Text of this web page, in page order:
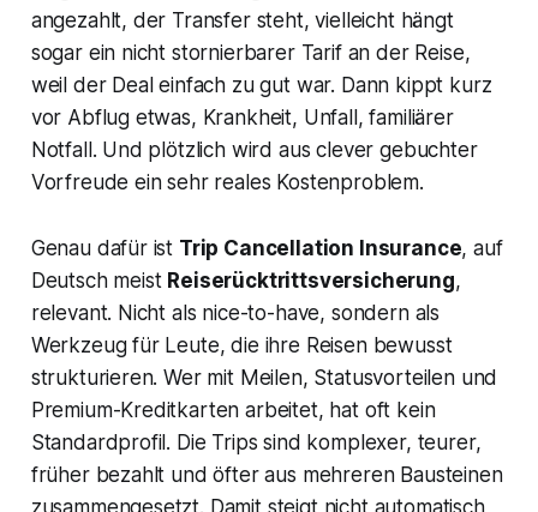
angezahlt, der Transfer steht, vielleicht hängt
sogar ein nicht stornierbarer Tarif an der Reise,
weil der Deal einfach zu gut war. Dann kippt kurz
vor Abflug etwas, Krankheit, Unfall, familiärer
Notfall. Und plötzlich wird aus clever gebuchter
Vorfreude ein sehr reales Kostenproblem.
Genau dafür ist Trip Cancellation Insurance, auf
Deutsch meist Reiserücktrittsversicherung,
relevant. Nicht als nice-to-have, sondern als
Werkzeug für Leute, die ihre Reisen bewusst
strukturieren. Wer mit Meilen, Statusvorteilen und
Premium-Kreditkarten arbeitet, hat oft kein
Standardprofil. Die Trips sind komplexer, teurer,
früher bezahlt und öfter aus mehreren Bausteinen
zusammengesetzt. Damit steigt nicht automatisch